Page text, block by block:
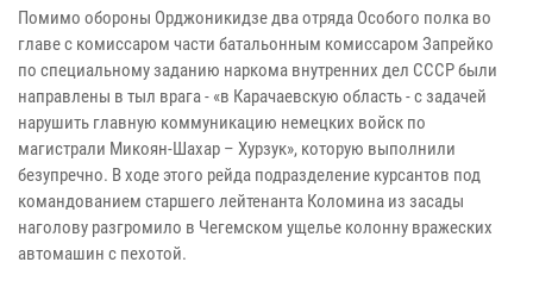
Помимо обороны Орджоникидзе два отряда Особого полка во
главе с комиссаром части батальонным комиссаром Запрейко
по специальному заданию наркома внутренних дел СССР были
направлены в тыл врага - «в Карачаевскую область - с задачей
нарушить главную коммуникацию немецких войск по
магистрали Микоян-Шахар – Хурзук», которую выполнили
безупречно. В ходе этого рейда подразделение курсантов под
командованием старшего лейтенанта Коломина из засады
наголову разгромило в Чегемском ущелье колонну вражеских
автомашин с пехотой.